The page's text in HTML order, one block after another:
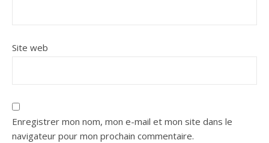
Site web
Enregistrer mon nom, mon e-mail et mon site dans le
navigateur pour mon prochain commentaire.